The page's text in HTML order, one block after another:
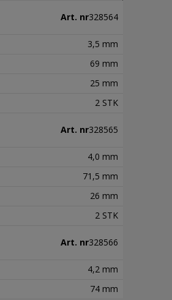
Art. nr328564
3,5 mm
69 mm
25 mm
2 STK
Art. nr328565
4,0 mm
71,5 mm
26 mm
2 STK
Art. nr328566
4,2 mm
74 mm